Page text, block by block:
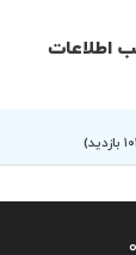
اطلاعات